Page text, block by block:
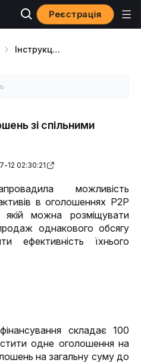
Реєстрація
Інструкції для мерчантів P2P
зі спільними
12 02:30:21
можливість
в оголошеннях P2P
якій можна розміщувати
однакового обсягу
ефективність їхнього
складає 100
одне оголошення на
на загальну суму до